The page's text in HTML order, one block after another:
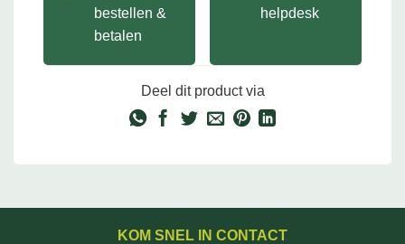
bestellen &
betalen
helpdesk
Deel dit product via
KOM SNEL IN CONTACT